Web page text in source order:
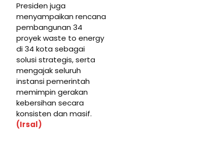
Presiden juga
menyampaikan rencana
pembangunan 34
proyek waste to energy
di 34 kota sebagai
solusi strategis, serta
mengajak seluruh
instansi pemerintah
memimpin gerakan
kebersihan secara
konsisten dan masif.
(Irsal)